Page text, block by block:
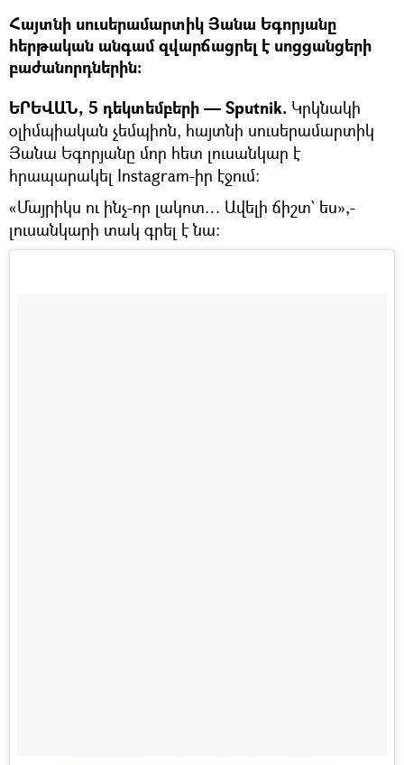
Հայտնի սուսերամարտիկ Յանա Եգորյանը
հերթական անգամ զվարճացրել է սոցցանցերի
բաժանորդներին։
ԵՐԵՎԱՆ, 5 դեկտեմբերի — Sputnik. Կրկնակի
օլիմպիական չեմպիոն, հայտնի սուսերամարտիկ
Յանա Եգորյանը մոր հետ լուսանկար է
հրապարակել Instagram-իր էջում։
«Մայրիկս ու ինչ-որ լակոտ… Ավելի ճիշտ` ես»,-
լուսանկարի տակ գրել է նա։